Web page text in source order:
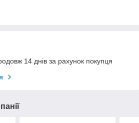
14 днів за рахунок покупця